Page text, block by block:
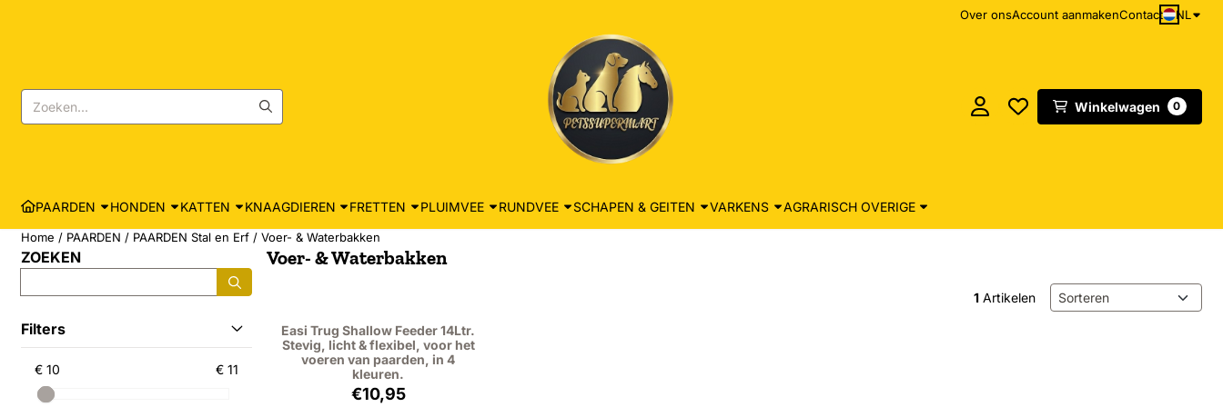
Over onsAccount aanmakenContact NL
Zoeken
Winkelwagen 0
PAARDEN HONDEN KATTEN KNAAGDIEREN FRETTEN PLUIMVEE RUNDVEE SCHAPEN & GEITEN VARKENS AGRARISCH OVERIGE
Home / PAARDEN / PAARDEN Stal en Erf / Voer- & Waterbakken
ZOEKEN
Filters
€ 10 € 11
Voer- & Waterbakken
1Artikelen Sorteermethode
Easi Trug Shallow Feeder 14Ltr.
Stevig, licht & flexibel, voor het
voeren van paarden, in 4
kleuren.
Prijs: 10,95, exclusief btw: 9,05
€10,95